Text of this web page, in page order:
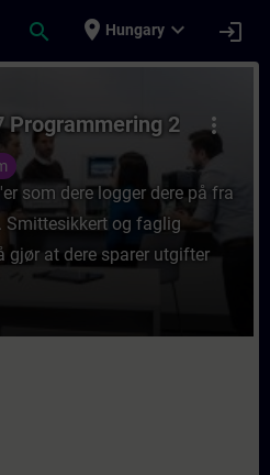
search place Hungary expand_more login
SIMATIC S7
more_vert
Programmering 2
som dere logger dere på fra
Smittesikkert og faglig
gjør at dere sparer utgifter